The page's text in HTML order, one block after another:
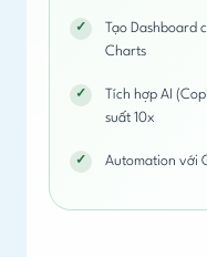
Tạo Dashboard
Charts
Tích hợp AI
suất 10x
Automation với